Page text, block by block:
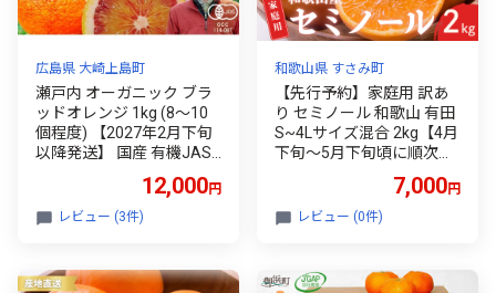
広島県 大崎上島町
瀬戸内 オーガニック ブラ
ッドオレンジ 1kg (8～10
個程度) 【2027年2月下旬
以降発送】 国産 有機JAS
橘 果物 フルーツ 皮まで 丸
ごと 防腐剤不使用 ワック
12,000円
レビュー (3件)
和歌山県 すさみ町
【先行予約】家庭用 訳あ
り セミノール 和歌山 有田
S~4Lサイズ混合 2kg【4月
下旬～5月下旬頃に順次発
物 くだもの 蜜柑 柑橘【kt
n026A】
7,000円
レビュー (0件)